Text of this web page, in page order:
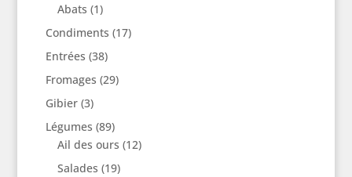
Abats (1)
Condiments (17)
Entrées (38)
Fromages (29)
Gibier(3)
Légumes (89)
Ail des ours (12)
Salades (19)